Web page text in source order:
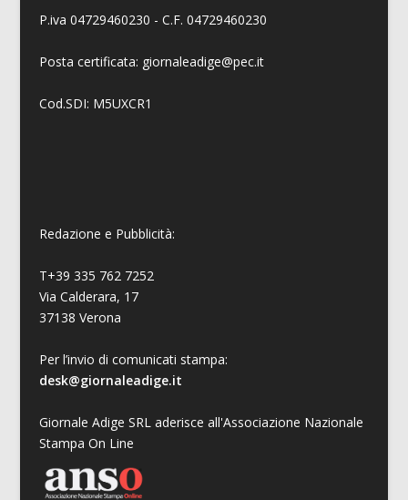
P.iva 04729460230 - C.F. 04729460230
Posta certificata: giornaleadige@pec.it
Cod.SDI: M5UXCR1
Redazione e Pubblicità:
T+39 335 762 7252
Via Calderara, 17
37138 Verona
Per l’invio di comunicati stampa:
desk@giornaleadige.it
Giornale Adige SRL aderisce all'Associazione Nazionale
Stampa On Line